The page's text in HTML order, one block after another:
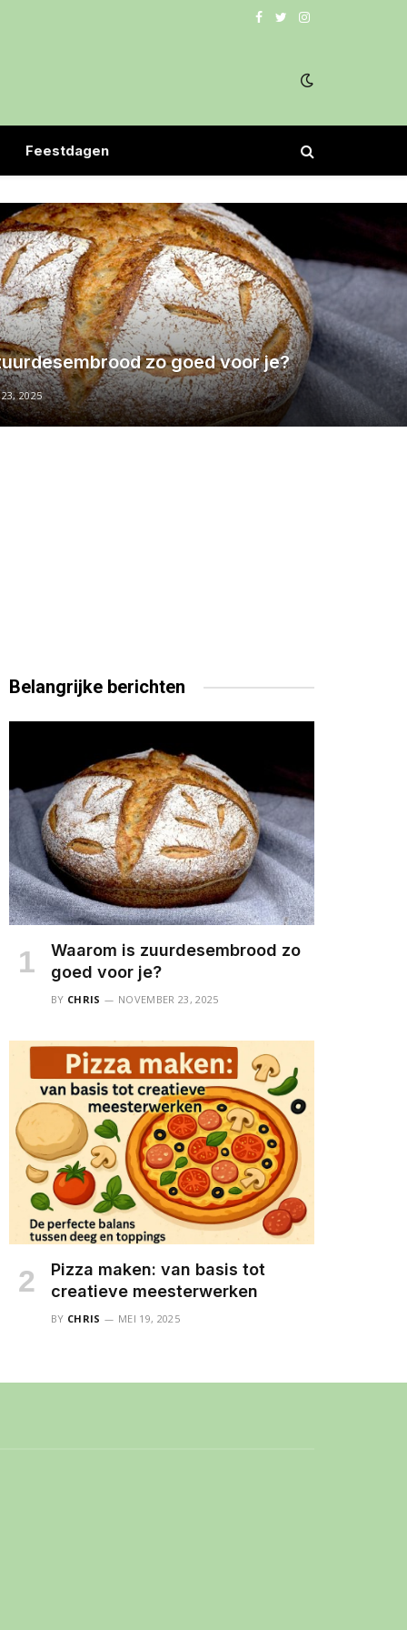
Facebook
TwitterInstagram
Feestdagen
zo goed voor je?
2025
Belangrijke berichten
Waarom is zuurdesembrood zo
goed voor je?
BY CHRIS NOVEMBER 23, 2025
Pizza maken: van basis tot
creatieve meesterwerken
BY CHRIS MEI 19, 2025